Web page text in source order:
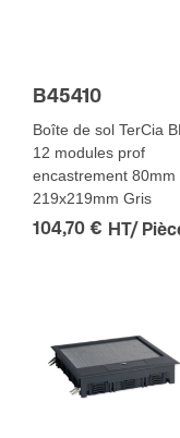
B45410
Boîte de sol TerCia
12 modules prof
encastrement 80mm
219x219mm Gris
104,70 € HT/